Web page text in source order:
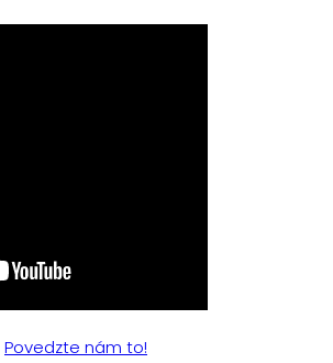
Povedzte nám to!